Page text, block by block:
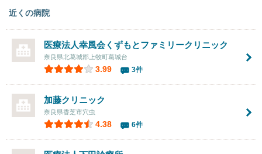
近くの病院
医療法人幸風会くずもとファミリークリニック
奈良県北葛城郡上牧町葛城台
3.99 3件
加藤クリニック
奈良県香芝市穴虫
4.38 6件